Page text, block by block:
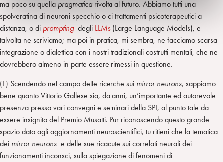
ma poco su quella pragmaticarivolta al futuro. Abbiamo tutti una
spolveratina di neuroni specchio o di trattamenti psicoterapeutici a
distanza, o di prompting degli LLMs (Large Language Models), e
talvolta ne scriviamo; ma poi in pratica, mi sembra, ne facciamo scarsa
integrazione o dialettica con i nostri tradizionali costrutti mentali, che ne
dovrebbero almeno in parte essere rimessi in questione.
(F) Scendendo nel campo delle ricerche sui mirror neurons, sappiamo
bene quanto Vittorio Gallese sia, da anni, un’importante ed autorevole
presenza presso vari convegni e seminari della SPI, al punto tale da
essere insignito del Premio Musatti. Pur riconoscendo questo grande
spazio dato agli aggiornamenti neuroscientifici, tu ritieni che la tematica
dei mirror neurons e delle sue ricadute sui correlati neurali dei
funzionamenti inconsci, sulla spiegazione di fenomeni di